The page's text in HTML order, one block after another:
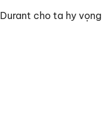
Durant cho ta hy